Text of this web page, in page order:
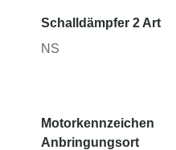
Schalldämpfer 2 Art
NS
Motorkennzeichen
Anbringungsort